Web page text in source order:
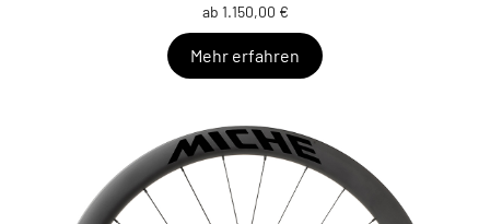
ab 1.150,00 €
Mehr erfahren